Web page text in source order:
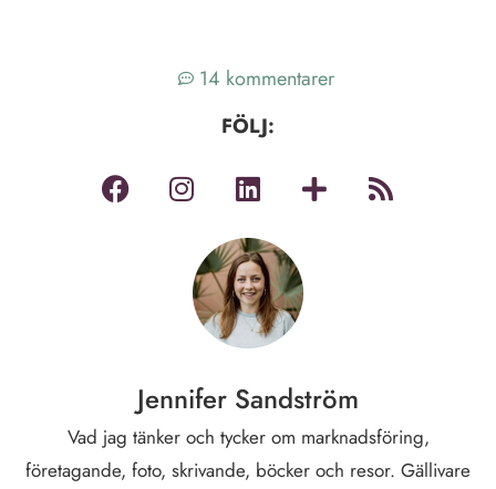
14 kommentarer
FÖLJ:
Jennifer Sandström
Vad jag tänker och tycker om marknadsföring,
företagande, foto, skrivande, böcker och resor. Gällivare